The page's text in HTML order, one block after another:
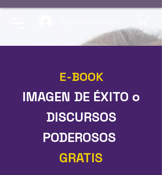
E-BOOK
IMAGEN DE ÉXITO o
DISCURSOS
PODEROSOS
GRATIS